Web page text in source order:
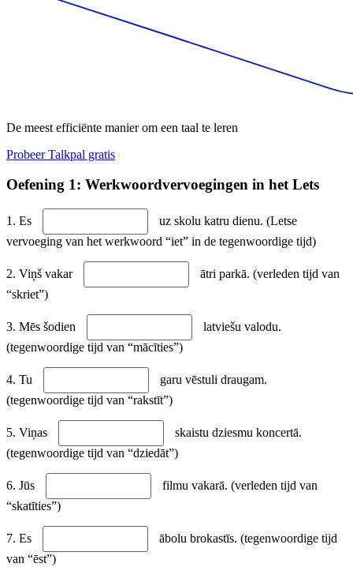
De meest efficiënte manier om een taal te leren
Probeer Talkpal gratis
Oefening 1: Werkwoordvervoegingen in het Lets
1. Es
uz skolu katru dienu. (Letse
vervoeging van het werkwoord “iet” in de tegenwoordige tijd)
2. Viņš vakar
ātri parkā. (verleden tijd van
“skriet”)
3. Mēs šodien
latviešu valodu.
(tegenwoordige tijd van “mācīties”)
4. Tu
garu vēstuli draugam.
(tegenwoordige tijd van “rakstīt”)
5. Viņas
skaistu dziesmu koncertā.
(tegenwoordige tijd van “dziedāt”)
6. Jūs
filmu vakarā. (verleden tijd van
“skatīties”)
7. Es
ābolu brokastīs. (tegenwoordige tijd
van “ēst”)